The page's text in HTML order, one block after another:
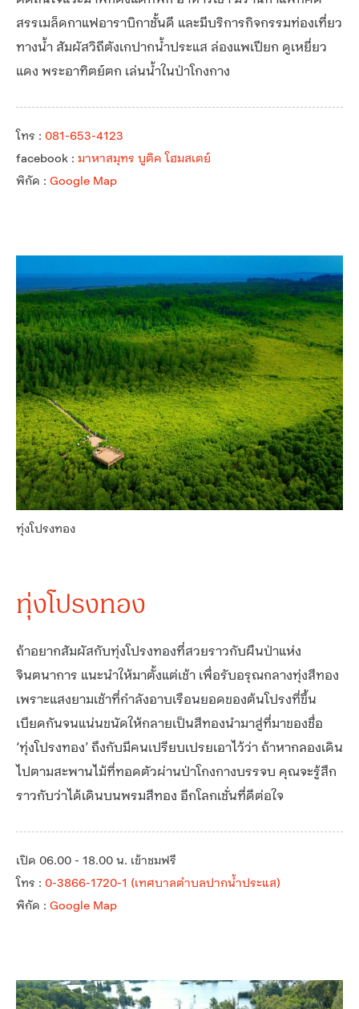
สรรเมล็ดกาแฟอาราบิกาชั้นดี และมีบริการกิจกรรมท่องเที่ยว
ทางน้ำ สัมผัสวิถีตังเกปากน้ำประแส ล่องแพเปียก ดูเหยี่ยว
แดง พระอาทิตย์ตก เล่นน้ำในป่าโกงกาง
โทร : 081-653-4123
facebook : มาหาสมุทร บูติค โฮมสเตย์
พิกัด : Google Map
ทุ่งโปรงทอง
ทุ่งโปรงทอง
ถ้าอยากสัมผัสกับทุ่งโปรงทองที่สวยราวกับผืนป่าแห่ง
จินตนาการ แนะนำให้มาตั้งแต่เช้า เพื่อรับอรุณกลางทุ่งสีทอง
เพราะแสงยามเช้าที่กำลังอาบเรือนยอดของต้นโปรงที่ขึ้น
เบียดกันจนแน่นขนัดให้กลายเป็นสีทองนำมาสู่ที่มาของชื่อ
‘ทุ่งโปรงทอง’ ถึงกับมีคนเปรียบเปรยเอาไว้ว่า ถ้าหากลองเดิน
ไปตามสะพานไม้ที่ทอดตัวผ่านป่าโกงกางบรรจบ คุณจะรู้สึก
ราวกับว่าได้เดินบนพรมสีทอง อีกโลกเชั่นที่ดีต่อใจ
เปิด 06.00 - 18.00 น. เข้าชมฟรี
โทร : 0-3866-1720-1 (เทศบาลตำบลปากน้ำประแส)
พิกัด : Google Map